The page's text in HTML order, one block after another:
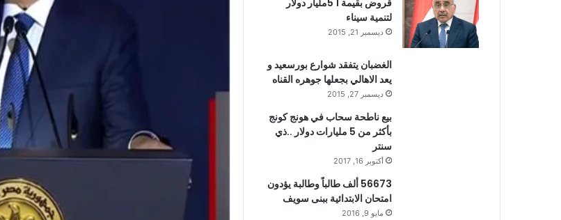
قروض بقيمة 1 5مليار دولار
لتنمية سيناء
ديسمبر 21, 2015
الغضبان يتفقد شوارع بورسعيد و
يعد الاهالي بجعلها جوهره القناه
ديسمبر 27, 2015
بيع ناطحة سحاب في هونج كونج
بأكثر من 5 مليارات دولار ..ذي
سنتر
أكتوبر 16, 2017
56673 ألف طالباً وطالبة يؤدون
امتحان الابتدائية ببنى سويف
مايو 9, 2016